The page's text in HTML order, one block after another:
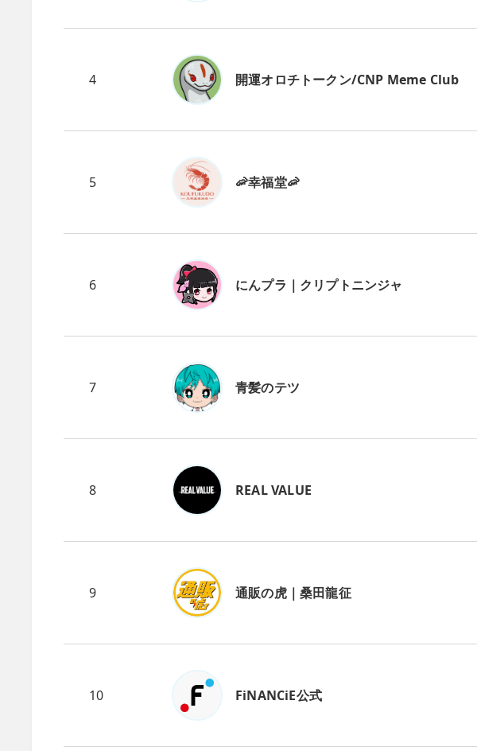
4 開運オロチトークン/CNP Meme Club
5 🦐幸福堂🦐
6 にんプラ｜クリプトニンジャ
7 青髪のテツ
8 REAL VALUE
9 通販の虎｜桑田龍征
10 FiNANCiE公式